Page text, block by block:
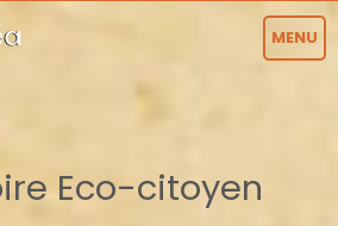
MENU
Eco-citoyen